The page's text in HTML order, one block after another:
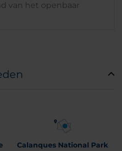
van het openbaar
Calanques National Park